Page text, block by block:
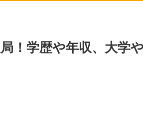
！学歴や年収、大学や